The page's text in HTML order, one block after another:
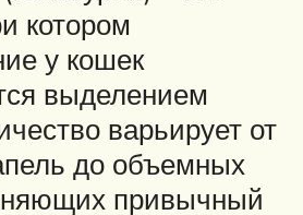
котором
у кошек
выделением
варьирует от
до объемных
привычный